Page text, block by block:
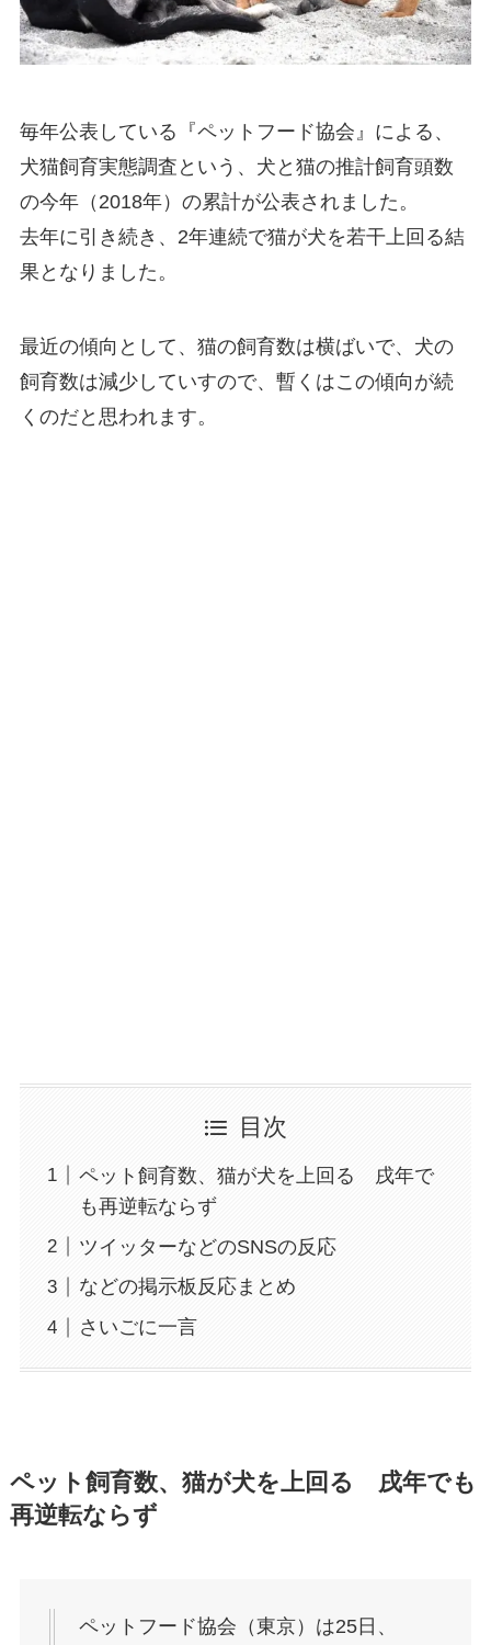
毎年公表している『ペットフード協会』による、
犬猫飼育実態調査という、犬と猫の推計飼育頭数
の今年（2018年）の累計が公表されました。
去年に引き続き、2年連続で猫が犬を若干上回る結
果となりました。
最近の傾向として、猫の飼育数は横ばいで、犬の
飼育数は減少していすので、暫くはこの傾向が続
くのだと思われます。
目次
ペット飼育数、猫が犬を上回る 戌年で
も再逆転ならず
ツイッターなどのSNSの反応
などの掲示板反応まとめ
さいごに一言
ペット飼育数、猫が犬を上回る 戌年でも
再逆転ならず
ペットフード協会（東京）は25日、